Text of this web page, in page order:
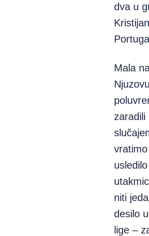
dva u
Mala
zaradili
niti
desilo
lige –